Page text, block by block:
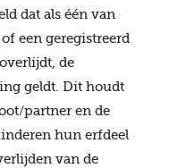
dat als één van
een geregistreerd
de
geldt. Dit houdt
partner en de
hun erfdeel
van de